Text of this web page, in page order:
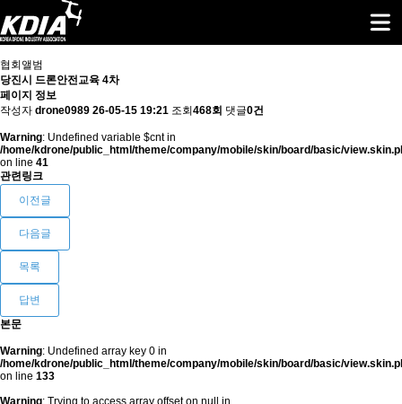
협회앨범
당진시 드론안전교육 4차
페이지 정보
작성자 drone0989 26-05-15 19:21 조회 468회 댓글0건
Warning: Undefined variable $cnt in
/home/kdrone/public_html/theme/company/mobile/skin/board/basic/
on line 41
관련링크
이전글
다음글
목록
답변
본문
Warning: Undefined array key 0 in
/home/kdrone/public_html/theme/company/mobile/skin/board/basic/
on line 133
Warning: Trying to access array offset on null in